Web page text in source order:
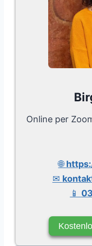
Online per
🌐
✉
📱